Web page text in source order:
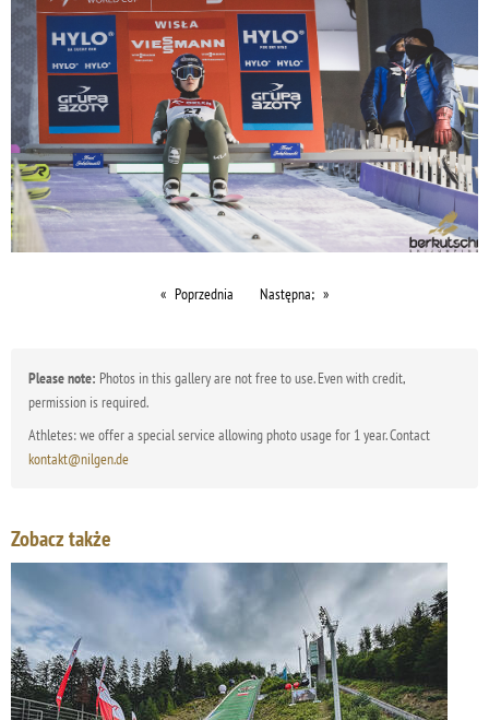
Poprzednia Następna;
Please note: Photos in this gallery are not free to use. Even with credit,
permission is required.
Athletes: we offer a special service allowing photo usage for 1 year. Contact
kontakt@nilgen.de
Zobacz także